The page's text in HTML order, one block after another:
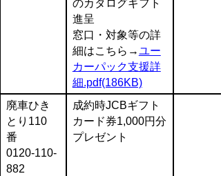
のカタログギフト
進呈
窓口・対象等の詳
細はこちら→ユー
カーパック支援詳
細.pdf(186KB)
廃車ひき
とり110
番
0120-110-
882
成約時JCBギフト
カード券1,000円分
プレゼント